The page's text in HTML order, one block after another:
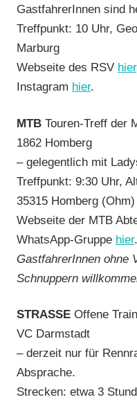
GastfahrerInnen sind
Treffpunkt: 10 Uhr,
Marburg
Webseite des RSV hier
Instagram hier.
MTB Touren-Treff der
1862 Homberg
– gelegentlich mit
Treffpunkt: 9:30 Uhr,
35315 Homberg (Ohm)
Webseite der MTB
WhatsApp-Gruppe hier
GastfahrerInnen ohne
Schnuppern
STRASSE Offene
VC Darmstadt
– derzeit nur für
Absprache.
Strecken: etwa 3